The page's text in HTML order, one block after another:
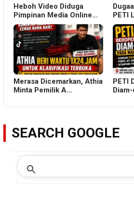
Heboh Video Diduga
Pimpinan Media Online…
PETI
Merasa Dicemarkan, Athia
Minta Pemilik A…
PETI
SEARCH GOOGLE